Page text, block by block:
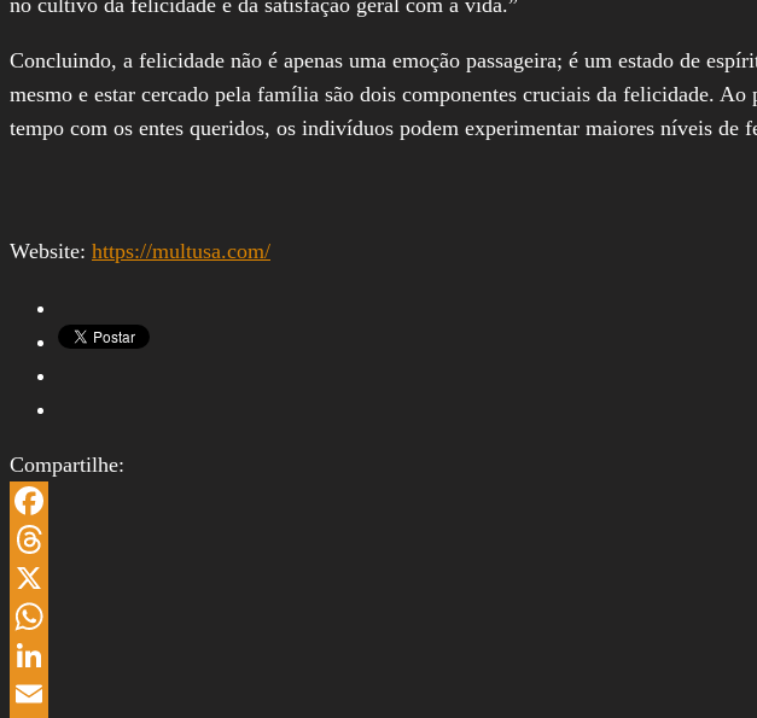
Concluindo, a felicidade não é apenas uma emoção passageira; é um estado de
mesmo e estar cercado pela família são dois componentes cruciais da felicidade.
tempo com os entes queridos, os indivíduos podem experimentar maiores níveis de
Website: https://multusa.com/
Compartilhe:
Facebook
Threads
X
WhatsApp
LinkedIn